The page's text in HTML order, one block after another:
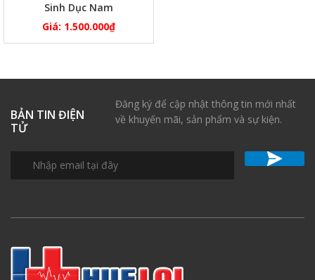
Sinh Dục Nam
Giá: 1.500.000₫
BẢN TIN ĐIỆN
TỬ
Đăng ký để cập nhật thông tin mới nhất
về khuyến mãi, sản phẩm và sự kiện.